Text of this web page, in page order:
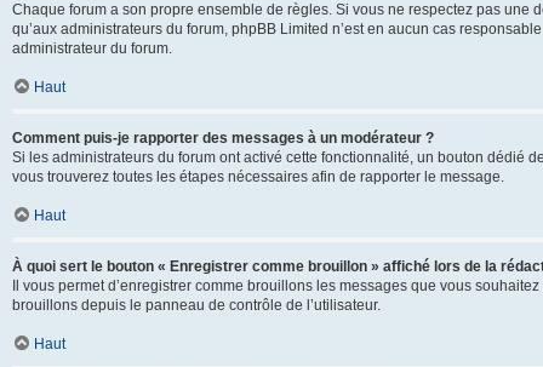
Chaque forum a son propre ensemble de règles. Si vous ne respectez pas une
qu’aux administrateurs du forum, phpBB Limited n’est en aucun cas
administrateur du forum.
Haut
Comment puis-je rapporter des messages à un modérateur ?
Si les administrateurs du forum ont activé cette fonctionnalité, un bouton dédié
vous trouverez toutes les étapes nécessaires afin de rapporter le message.
Haut
À quoi sert le bouton « Enregistrer comme brouillon » affiché lors de la
Il vous permet d’enregistrer comme brouillons les messages que vous
brouillons depuis le panneau de contrôle de l’utilisateur.
Haut